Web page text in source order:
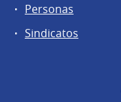
Personas
Sindicatos